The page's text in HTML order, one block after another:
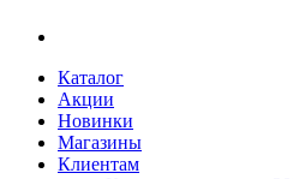
Каталог
Акции
Новинки
Магазины
Клиентам